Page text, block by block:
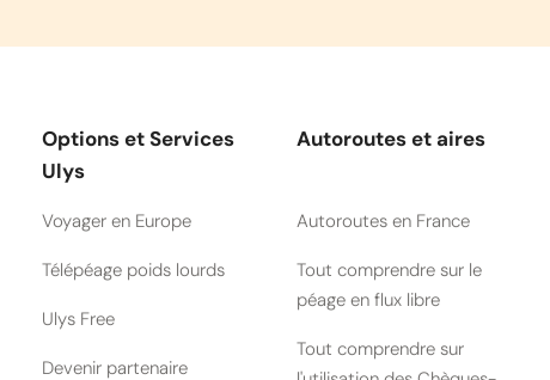
Options et Services
Ulys
Voyager en Europe
Télépéage poids lourds
Ulys Free
Devenir partenaire
Autoroutes et aires
Autoroutes en France
Tout comprendre sur le
péage en flux libre
Tout comprendre sur